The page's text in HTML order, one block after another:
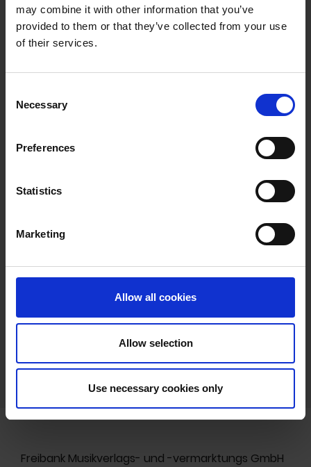
may combine it with other information that you’ve
provided to them or that they’ve collected from your use
of their services.
Selection
Necessary
Preferences
Statistics
Marketing
Allow all cookies
Allow selection
Use necessary cookies only
Mark Chung, c/o Freibank Musikverlags
GmbH, Ottenser Hauptstr. 19, 22765
Hamburg
Haftungshinweis:
übernehmen wir keine Haftung für die
Für den Inhalt der verlinkten Seiten sind
Alle Rechte vorbehalten.
Konzept/Design/Programmierung:
tm-webentwicklung GmbH
Internetagentur aus Düsseldorf
Freibank Musikverlags- und -vermarktungs GmbH